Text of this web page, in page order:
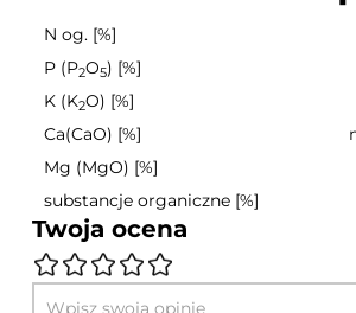
N og. [%]
P (P2O5) [%]
K (K2O) [%]
Ca(CaO) [%]
Mg (MgO) [%]
substancje organiczne [%]
Twoja ocena